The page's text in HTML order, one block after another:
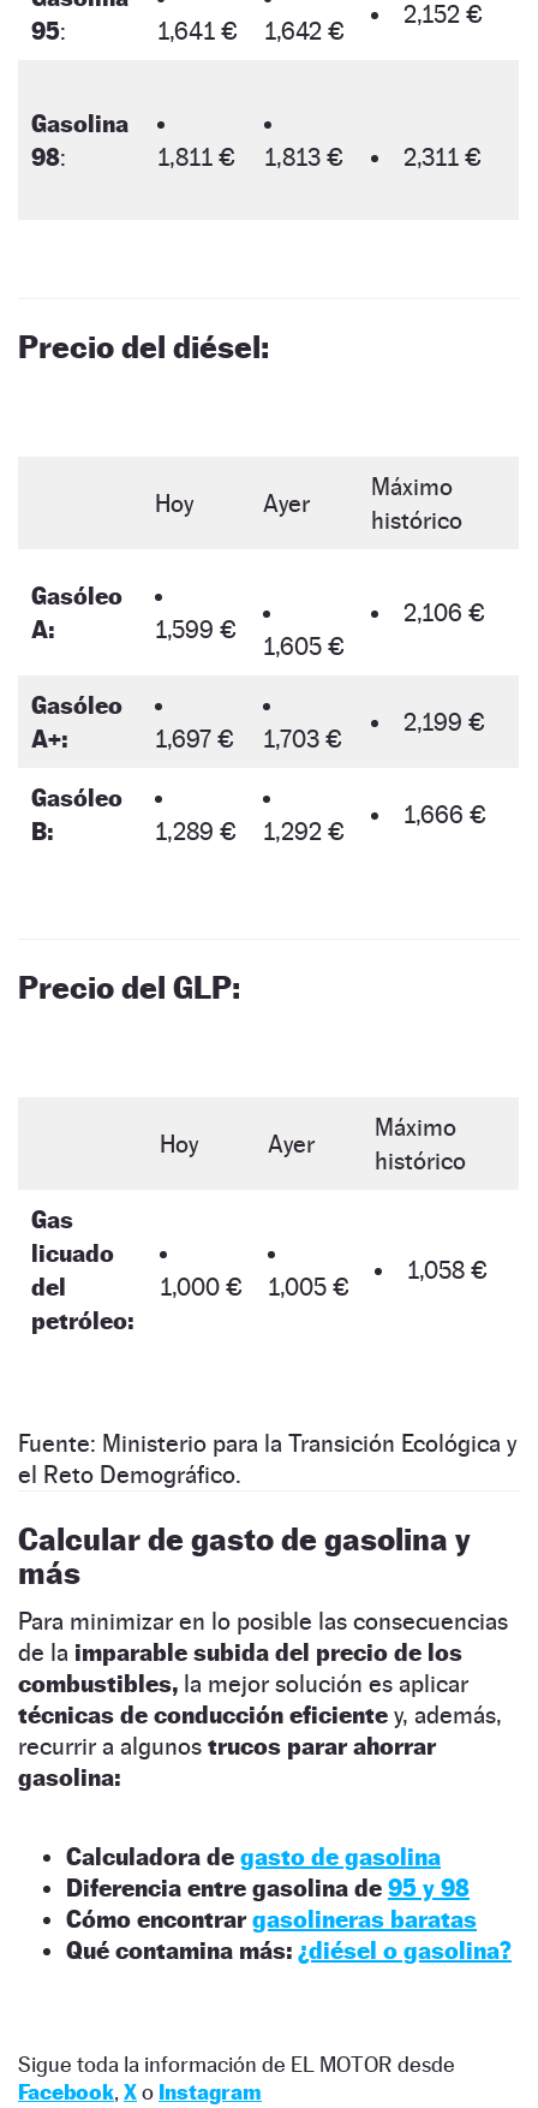
95: 1,641 € 1,642 €
2,152 €
Gasolina
98: 1,811 € 1,813 € 2,311 €
Precio del diésel:
Hoy Ayer
Máximo
histórico
Gasóleo
A:
1,599 €
1,605 €
2,106 €
Gasóleo
A+:
1,697 € 1,703 €
2,199 €
Gasóleo
B:
1,289 € 1,292 €
1,666 €
Precio del GLP:
Hoy Ayer
Máximo
histórico
Gas
licuado
del
petróleo:
1,000 € 1,005 €
1,058 €
Fuente: Ministerio para la Transición Ecológica y
el Reto Demográfico.
Calcular de gasto de gasolina y
más
Para minimizar en lo posible las consecuencias
de la imparable subida del precio de los
combustibles, la mejor solución es aplicar
técnicas de conducción eficiente y, además,
recurrir a algunos trucos parar ahorrar
gasolina:
Calculadora de gasto de gasolina
Diferencia entre gasolina de 95 y 98
Cómo encontrargasolineras baratas
Qué contamina más: ¿diésel o gasolina?
Sigue toda la información de EL MOTOR desde
Facebook, Xo Instagram